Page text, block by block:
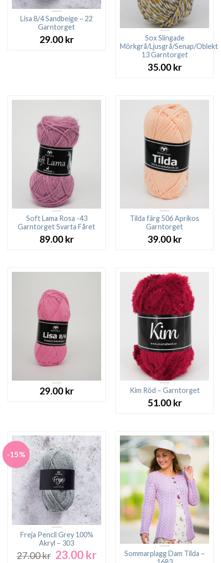
Lisa 8/4 Sandbeige – 22
Garntorget
29.00 kr
Sox Slingade
Mörkgrå/Ljusgrå/Senap/Oblekt
13 Garntorget
35.00 kr
Soft Lama Rosa -43
Garntorget Svarta Fåret
89.00 kr
Tilda färg 506 Aprikos
Garntorget
39.00 kr
29.00 kr Kim Röd – Garntorget
51.00 kr
-15%
Freja Pencil Grey 100%
Akryl – 303
27.00kr Det
23.00 krDet
Sommarplagg Dam Tilda –